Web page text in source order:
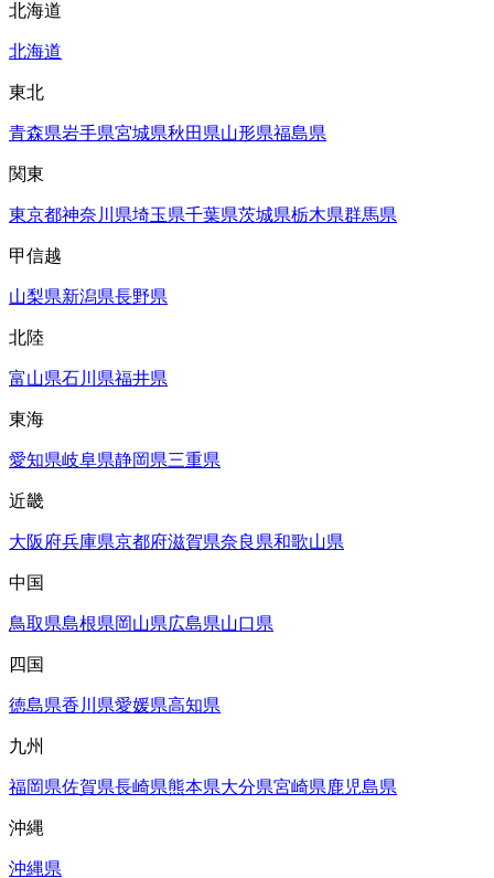
北海道
北海道
東北
青森県岩手県宮城県秋田県山形県福島県
関東
東京都神奈川県埼玉県千葉県茨城県栃木県群馬県
甲信越
山梨県新潟県長野県
北陸
富山県石川県福井県
東海
愛知県岐阜県静岡県三重県
近畿
大阪府兵庫県京都府滋賀県奈良県和歌山県
中国
鳥取県島根県岡山県広島県山口県
四国
徳島県香川県愛媛県高知県
九州
福岡県佐賀県長崎県熊本県大分県宮崎県鹿児島県
沖縄
沖縄県